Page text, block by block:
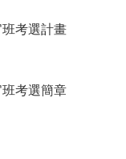
考選計畫
考選簡章